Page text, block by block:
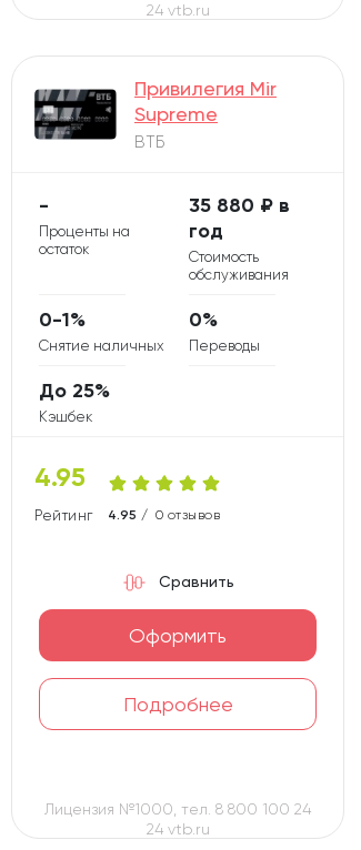
24 vtb.ru
Привилегия Mir
Supreme
ВТБ
4.95
Рейтинг карты
4.95 / 0 отзывов
Проценты на
остаток
-
Стоимость
обслуживания
35 880 ₽ в
год
Снятие наличных
0-1%
Переводы
0%
Кэшбек
До 25%
Оформить
Подробнее
Сравнить
Лицензия №1000, тел. 8 800 100 24
24 vtb.ru